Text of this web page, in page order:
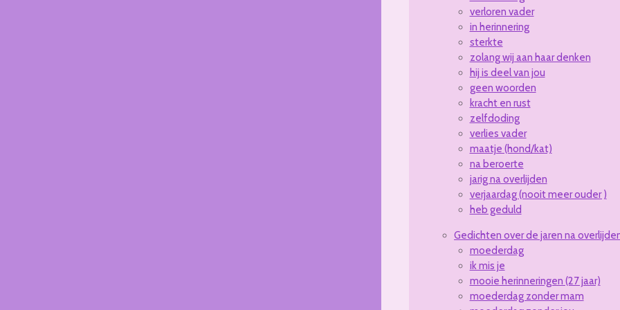
verloren vader
in herinnering
sterkte
zolang wij aan haar denken
hij is deel van jou
geen woorden
kracht en rust
zelfdoding
verlies vader
maatje (hond/kat)
na beroerte
jarig na overlijden
verjaardag (nooit meer ouder )
heb geduld
Gedichten over de jaren na
moederdag
ik mis je
mooie herinneringen (27 jaar)
moederdag zonder mam